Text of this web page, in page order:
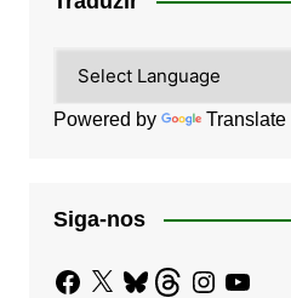
Powered by Translate
Siga-nos
Facebook
X BlueskyThreadsInstagram
YouTube